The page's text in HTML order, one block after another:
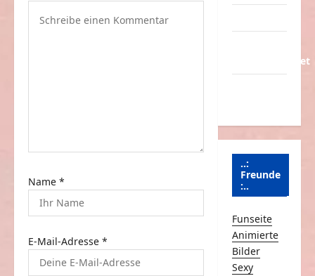
Name *
E-Mail-Adresse *
Schmunzeln.net
..:
Freunde
:..
Funseite
Animierte
Bilder
Sexy